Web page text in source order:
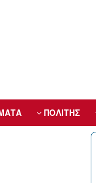
ΠΟΛΙΤΗΣ